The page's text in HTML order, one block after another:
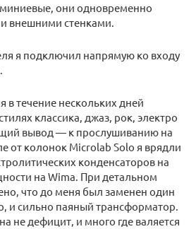
они одновременно
внешними стенками.
я подключил напрямую ко входу
в течение нескольких дней
классика, джаз, рок, электро
вывод — к прослушиванию на
от колонок Microlab Solo я врядли
конденсаторов на
на Wima. При детальном
что до меня был заменен один
и сильно паяный трансформатор.
не дефицит, и много где валяется